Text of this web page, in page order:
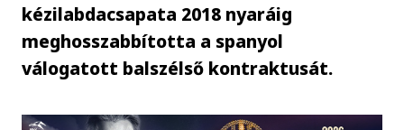
kézilabdacsapata 2018 nyaráig
meghosszabbította a spanyol
válogatott balszélső kontraktusát.